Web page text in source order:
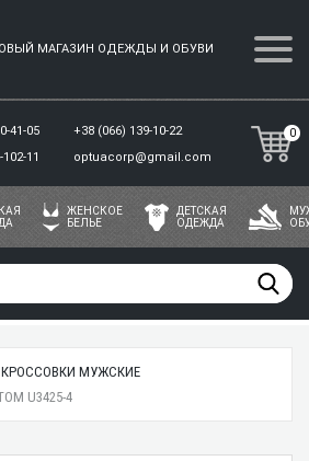
МАГАЗИН ОДЕЖДЫ И ОБУВИ
41-05
+38 (066) 139-10-22
11
optuacorp@gmail.com
0
ЖЕНСКОЕ
БЕЛЬЕ
ДЕТСКАЯ
ОДЕЖДА
КРОССОВКИ МУЖСКИЕ
U3425-4